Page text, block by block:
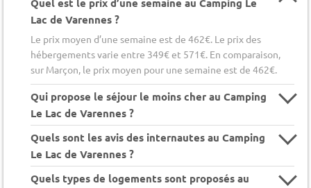
Quel est le prix d’une semaine au Camping Le
Lac de Varennes ?
Le prix moyen d’une semaine est de 462€. Le prix des
hébergements varie entre 349€ et 571€. En comparaison,
sur Marçon, le prix moyen pour une semaine est de 462€.
Qui propose le séjour le moins cher au Camping
Le Lac de Varennes ?
Quels sont les avis des internautes au Camping
Le Lac de Varennes ?
Quels types de logements sont proposés au